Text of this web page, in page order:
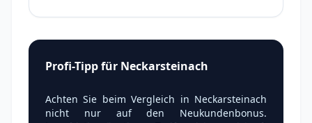
Profi-Tipp für Neckarsteinach
Achten Sie beim Vergleich in Neckarsteinach
nicht nur auf den Neukundenbonus.